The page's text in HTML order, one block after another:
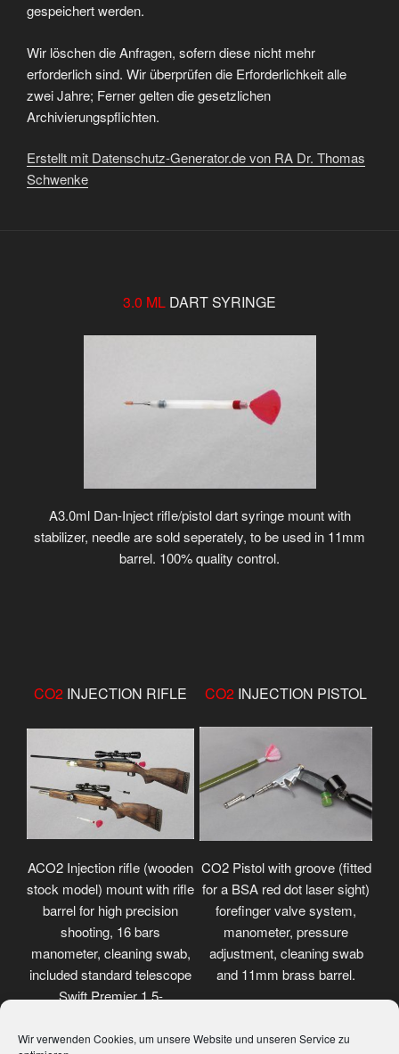
Wir verwenden Cookies, um unsere Website und unseren Service zu
gespeichert werden.
Wir löschen die Anfragen, sofern diese nicht mehr
erforderlich sind. Wir überprüfen die Erforderlichkeit alle
zwei Jahre; Ferner gelten die gesetzlichen
Archivierungspflichten.
Erstellt mit Datenschutz-Generator.de von RA Dr. Thomas
Schwenke
3.0 ML DART SYRINGE
A3.0ml Dan-Inject rifle/pistol dart syringe mount with
stabilizer, needle are sold seperately, to be used in 11mm
barrel. 100% quality control.
CO2 INJECTION RIFLE CO2 INJECTION PISTOL
ACO2 Injection rifle (wooden
stock model) mount with rifle
barrel for high precision
shooting, 16 bars
manometer, cleaning swab,
included standard telescope
Swift Premier 1.5-
CO2 Pistol with groove (fitted
for a BSA red dot laser sight)
forefinger valve system,
manometer, pressure
adjustment, cleaning swab
and 11mm brass barrel.